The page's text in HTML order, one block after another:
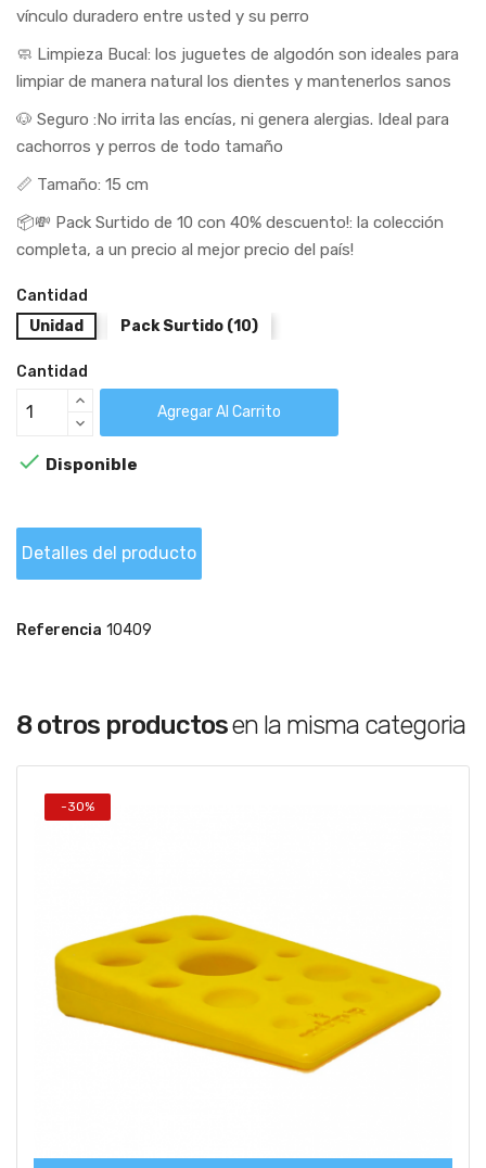
vínculo duradero entre usted y su perro
🧼 Limpieza Bucal: los juguetes de algodón son ideales para
limpiar de manera natural los dientes y mantenerlos sanos
🐶 Seguro :No irrita las encías, ni genera alergias. Ideal para
cachorros y perros de todo tamaño
📏 Tamaño: 15 cm
📦💸 Pack Surtido de 10 con 40% descuento!: la colección
completa, a un precio al mejor precio del país!
Cantidad
Unidad
Pack Surtido (10)
Cantidad
Agregar Al Carrito
 Disponible
Detalles del producto
Referencia 10409
8 otros productosen la misma categoria
-30%